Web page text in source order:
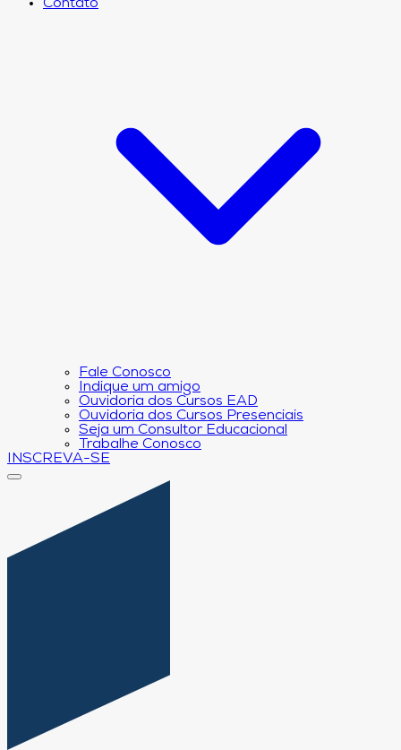
Contato
Fale Conosco
Indique um amigo
Ouvidoria dos Cursos EAD
Ouvidoria dos Cursos Presenciais
Seja um Consultor Educacional
Trabalhe Conosco
INSCREVA-SE